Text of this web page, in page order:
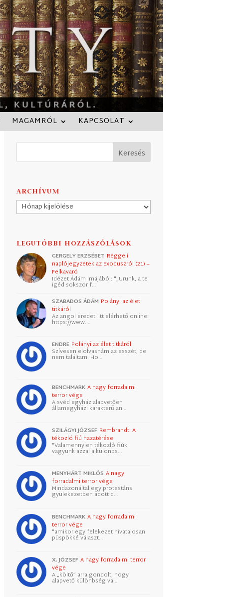
MAGAMRÓL KAPCSOLAT
ARCHÍVUM
Archívum
LEGUTÓBBI HOZZÁSZÓLÁSOK
GERGELY ERZSÉBET Reggeli
naplójegyzetek az Exoduszról (21) –
Felkavaró
Idézet Ádám imájából: "„Urunk, a te
igéd sokszor f…
SZABADOS ÁDÁM Polányi az élet
titkáról
Az angol eredeti itt elérhető online:
https://www.…
ENDRE Polányi az élet titkáról
Szívesen elolvasnám az esszét, de
nem találtam. Ho…
BENCHMARK A nagy forradalmi
terror vége
A svéd egyház alapvetően
államegyházi karakterű an…
SZILÁGYI JÓZSEF Rembrandt: A
tékozló fiú hazatérése
"Valamennyien tékozló fiúk
vagyunk azzal a különbs…
MENYHÁRT MIKLÓS A nagy
forradalmi terror vége
Mindazonáltal egy protestáns
gyülekezetben adott d…
BENCHMARK A nagy forradalmi
terror vége
"amikor egy felekezet hivatalosan
püspökké választ…
X. JÓZSEF A nagy forradalmi terror
vége
A „költő” arra gondolt, hogy
alapvető különbség va…